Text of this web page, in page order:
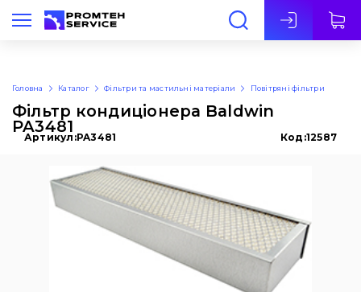
Укр
Головна Каталог Фільтри та мастильні матеріали Повітряні фільтри
Фільтр кондиціонера Baldwin
PA3481
Артикул:PA3481 Код:12587